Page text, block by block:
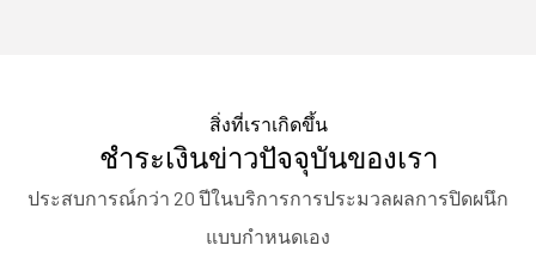
สิ่งที่เราเกิดขึ้น
ชำระเงินข่าวปัจจุบันของเรา
ประสบการณ์กว่า 20 ปีในบริการการประมวลผลการปิดผนึก
แบบกำหนดเอง